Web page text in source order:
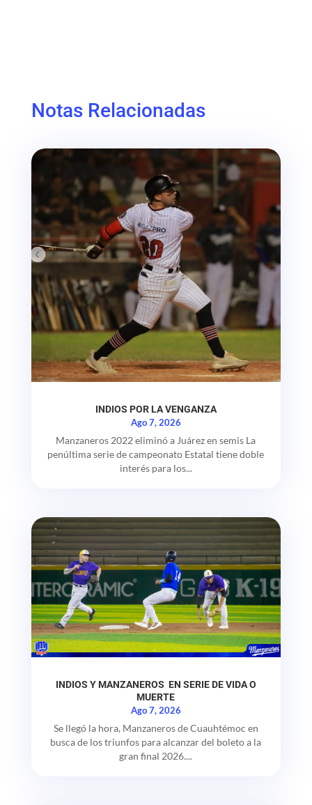
Notas Relacionadas
INDIOS POR LA VENGANZA
Ago 7, 2026
Manzaneros 2022 eliminó a Juárez en semis La
penúltima serie de campeonato Estatal tiene doble
interés para los...
INDIOS Y MANZANEROS EN SERIE DE VIDA O
MUERTE
Ago 7, 2026
Se llegó la hora, Manzaneros de Cuauhtémoc en
busca de los triunfos para alcanzar del boleto a la
gran final 2026....